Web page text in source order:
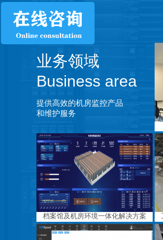
业务领域
Business area
提供高效的机房监控产品
和维护服务
档案馆及机房环境一体化解决方案